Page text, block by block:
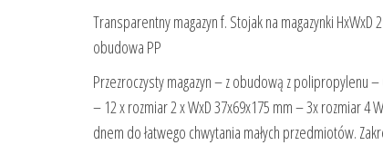
Transparentny magazyn f. Stojak na magazynki
obudowa PP
Przezroczysty magazyn – z obudową z polipropylenu
– 12 x rozmiar 2 x WxD 37x69x175 mm – 3x rozmiar 4
dnem do łatwego chwytania małych przedmiotów.